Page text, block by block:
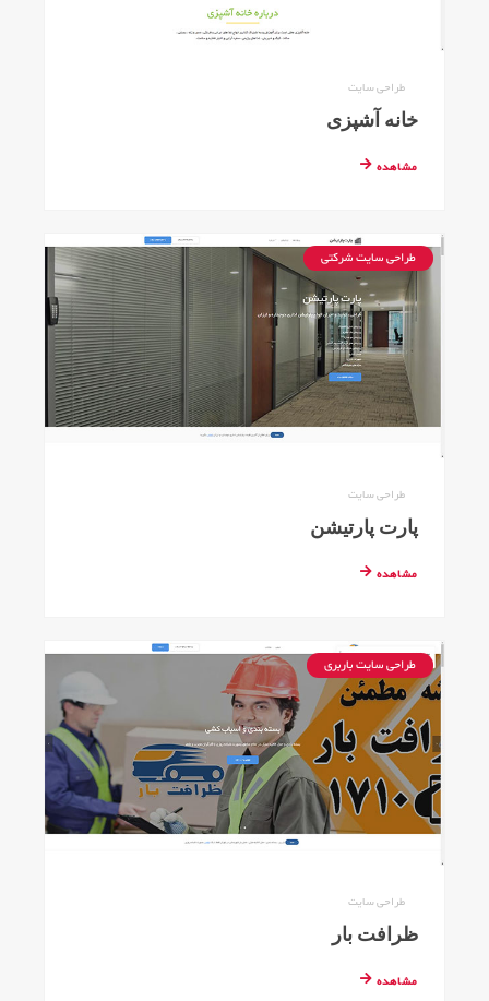
طراحی سایت
خانه آشپزی
مشاهده
طراحی سایت شرکتی
طراحی سایت
پارت پارتیشن
مشاهده
طراحی سایت باربری
طراحی سایت
ظرافت بار
مشاهده